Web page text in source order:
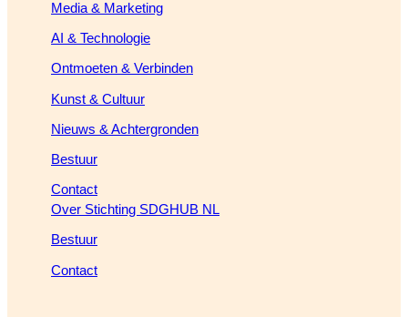
c
e
o
o
s
t
g
r
m
i
t
e
r
u
b
Media & Marketing
AI & Technologie
Ontmoeten & Verbinden
Kunst & Cultuur
Nieuws & Achtergronden
Bestuur
Contact
Over Stichting SDGHUB NL
Bestuur
Contact